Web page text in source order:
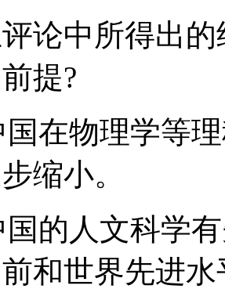
中所得出的
提?
物理学等理
缩小。
人文科学有
和世界先进